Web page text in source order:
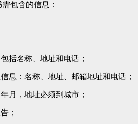
包含的信息：
括名称、地址和电话；
息：名称、地址、邮箱地址和电话；
月，地址必须到城市；
；